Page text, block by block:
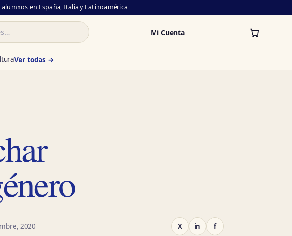
alumnos en España, Italia y Latinoamérica
Mi Cuenta
Ver todas →
2020 X in f